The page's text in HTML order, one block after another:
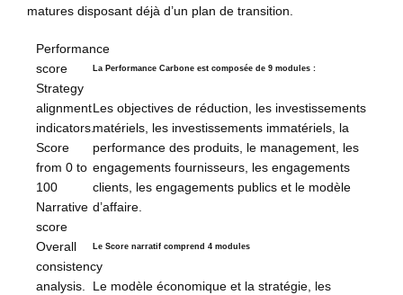
matures disposant déjà d’un plan de transition.
Performance
score
Strategy
alignment
indicators.
Score
from 0 to
100
Narrative
score
Overall
consistency
analysis.
La Performance Carbone est composée de 9 modules :
Les objectives de réduction, les investissements
matériels, les investissements immatériels, la
performance des produits, le management, les
engagements fournisseurs, les engagements
clients, les engagements publics et le modèle
d’affaire.
Le Score narratif comprend 4 modules
Le modèle économique et la stratégie, les